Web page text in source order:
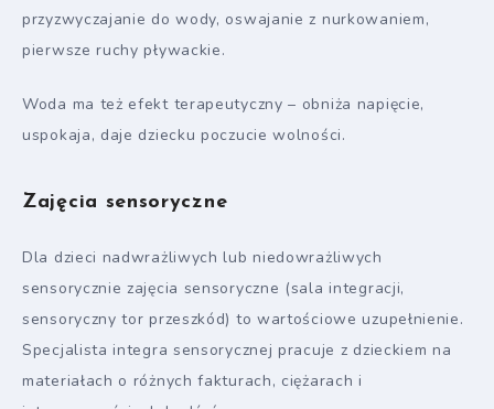
przyzwyczajanie do wody, oswajanie z nurkowaniem,
pierwsze ruchy pływackie.
Woda ma też efekt terapeutyczny – obniża napięcie,
uspokaja, daje dziecku poczucie wolności.
Zajęcia sensoryczne
Dla dzieci nadwrażliwych lub niedowrażliwych
sensorycznie zajęcia sensoryczne (sala integracji,
sensoryczny tor przeszkód) to wartościowe uzupełnienie.
Specjalista integra sensorycznej pracuje z dzieckiem na
materiałach o różnych fakturach, ciężarach i